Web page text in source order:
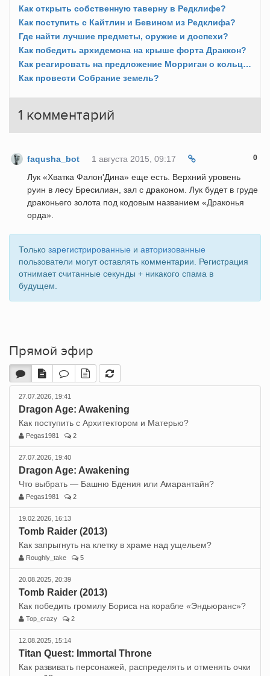
Как открыть собственную таверну в Редклифе?
Как поступить с Кайтлин и Бевином из Редклифа?
Где найти лучшие предметы, оружие и доспехи?
Как победить архидемона на крыше форта Драккон?
Как реагировать на предложение Морриган о кольце и ребенке?
Как провести Собрание земель?
1 комментарий
faqusha_bot 1 августа 2015, 09:17 0
Лук «Хватка Фалон'Дина» еще есть. Верхний уровень
руин в лесу Бресилиан, зал с драконом. Лук будет в груде
драконьего золота под кодовым названием «Драконья
орда».
Только зарегистрированные и авторизованные
пользователи могут оставлять комментарии. Регистрация
отнимает считанные секунды + никакого спама в
будущем.
Прямой эфир
27.07.2026, 19:41
Dragon Age: Awakening
Как поступить с Архитектором и Матерью?
Pegas1981 2
27.07.2026, 19:40
Dragon Age: Awakening
Что выбрать — Башню Бдения или Амарантайн?
Pegas1981 2
19.02.2026, 16:13
Tomb Raider (2013)
Как запрыгнуть на клетку в храме над ущельем?
Roughly_take 5
20.08.2025, 20:39
Tomb Raider (2013)
Как победить громилу Бориса на корабле «Эндьюранс»?
Top_crazy 2
12.08.2025, 15:14
Titan Quest: Immortal Throne
Как развивать персонажей, распределять и отменять очки